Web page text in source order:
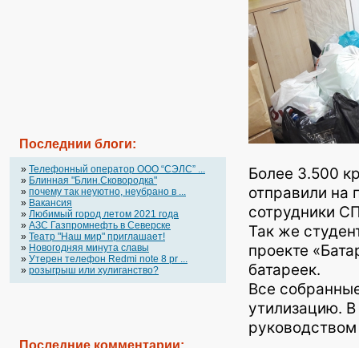
Последнии блоги:
» Телефонный оператор OOO “СЭЛС” ...
» Блинная "Блин.Сковородка"
» почему так неуютно, неубрано в ...
» Вакансия
» Любимый город летом 2021 года
» АЗС Газпромнефть в Северске
» Театр "Наш мир" приглашает!
» Новогодняя минута славы
» Утерен телефон Redmi note 8 pr ...
» розыгрыш или хулиганство?
Последние комментарии:
Более 3.500
отправили на
сотрудники
Так же
проекте
батареек.
Все
утилизацию.